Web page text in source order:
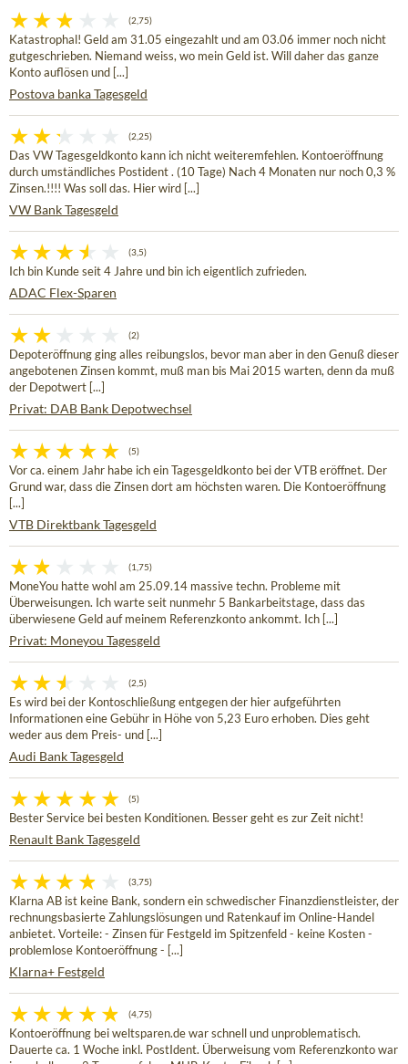
(2,75)
Katastrophal! Geld am 31.05 eingezahlt und am 03.06 immer noch nicht
gutgeschrieben. Niemand weiss, wo mein Geld ist. Will daher das ganze
Konto auflösen und [...]
Postova banka Tagesgeld
(2,25)
Das VW Tagesgeldkonto kann ich nicht weiteremfehlen. Kontoeröffnung
durch umständliches Postident . (10 Tage) Nach 4 Monaten nur noch 0,3 %
Zinsen.!!!! Was soll das. Hier wird [...]
VW Bank Tagesgeld
(3,5)
Ich bin Kunde seit 4 Jahre und bin ich eigentlich zufrieden.
ADAC Flex-Sparen
(2)
Depoteröffnung ging alles reibungslos, bevor man aber in den Genuß dieser
angebotenen Zinsen kommt, muß man bis Mai 2015 warten, denn da muß
der Depotwert [...]
Privat: DAB Bank Depotwechsel
(5)
Vor ca. einem Jahr habe ich ein Tagesgeldkonto bei der VTB eröffnet. Der
Grund war, dass die Zinsen dort am höchsten waren. Die Kontoeröffnung
[...]
VTB Direktbank Tagesgeld
(1,75)
MoneYou hatte wohl am 25.09.14 massive techn. Probleme mit
Überweisungen. Ich warte seit nunmehr 5 Bankarbeitstage, dass das
überwiesene Geld auf meinem Referenzkonto ankommt. Ich [...]
Privat: Moneyou Tagesgeld
(2,5)
Es wird bei der Kontoschließung entgegen der hier aufgeführten
Informationen eine Gebühr in Höhe von 5,23 Euro erhoben. Dies geht
weder aus dem Preis- und [...]
Audi Bank Tagesgeld
(5)
Bester Service bei besten Konditionen. Besser geht es zur Zeit nicht!
Renault Bank Tagesgeld
(3,75)
Klarna AB ist keine Bank, sondern ein schwedischer Finanzdienstleister, der
rechnungsbasierte Zahlungslösungen und Ratenkauf im Online-Handel
anbietet. Vorteile: - Zinsen für Festgeld im Spitzenfeld - keine Kosten -
problemlose Kontoeröffnung - [...]
Klarna+ Festgeld
(4,75)
Kontoeröffnung bei weltsparen.de war schnell und unproblematisch.
Dauerte ca. 1 Woche inkl. PostIdent. Überweisung vom Referenzkonto war